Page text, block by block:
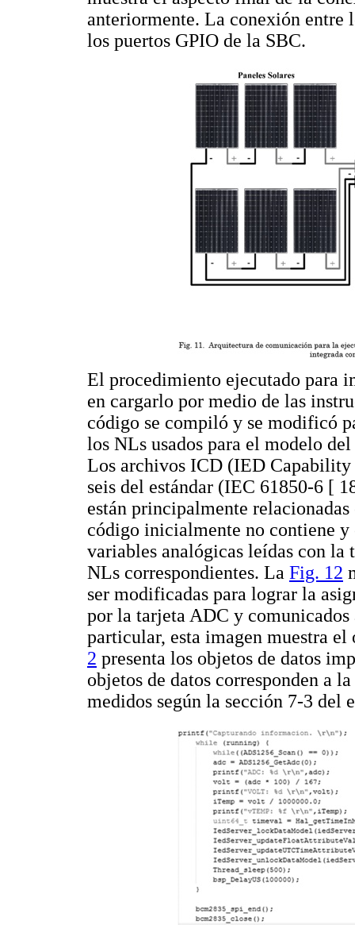
anteriormente. La conexión entre
los puertos GPIO de la SBC.
El procedimiento ejecutado para
en cargarlo por medio de las
código se compiló y se modificó
los NLs usados para el modelo
Los archivos ICD (IED Capability
seis del estándar (IEC 61850-6 [
están principalmente
código inicialmente no contiene y
variables analógicas leídas con la
NLs correspondientes. La Fig. 12
ser modificadas para lograr la
por la tarjeta ADC y comunicados
particular, esta imagen muestra
2 presenta los objetos de datos
objetos de datos corresponden a
medidos según la sección 7-3 del